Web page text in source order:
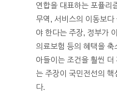
연합을 대표하는 포퓰리
무역, 서비스의 이동보다
야 한다는 주장, 정부가
의료보험 등의 혜택을
아들이는 조건을 훨씬
는 주장이 국민전선의 핵
다.